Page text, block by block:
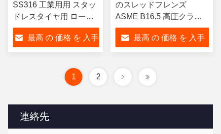
連絡先
SS316 工業用用 スタッ
ドレスタイヤ用 ロープ
付き フレンズ
最高 の 価格 を 入手
のスレッドフレンズ
ASME B16.5 高圧クラス
1500LB 1/2' から 24' イン
チ
最高 の 価格 を 入手
1 2